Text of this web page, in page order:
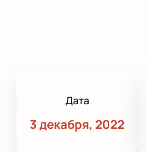
Дата
3 декабря, 2022